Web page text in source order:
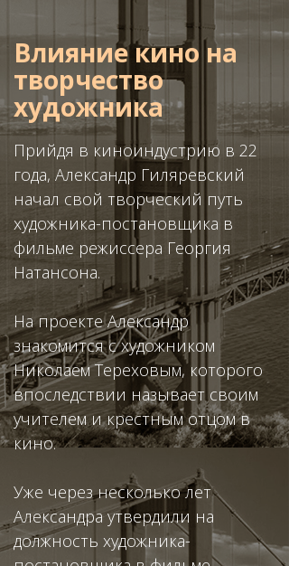
Влияние кино на
творчество
художника
Прийдя в киноиндустрию в 22
года, Александр Гиляревский
начал свой творческий путь
художника-постановщика в
фильме режиссера Георгия
Натансона.
На проекте Александр
знакомится с художником
Николаем Тереховым, которого
впоследствии называет своим
учителем и крестным отцом в
кино.
Уже через несколько лет
Александра утвердили на
должность художника-